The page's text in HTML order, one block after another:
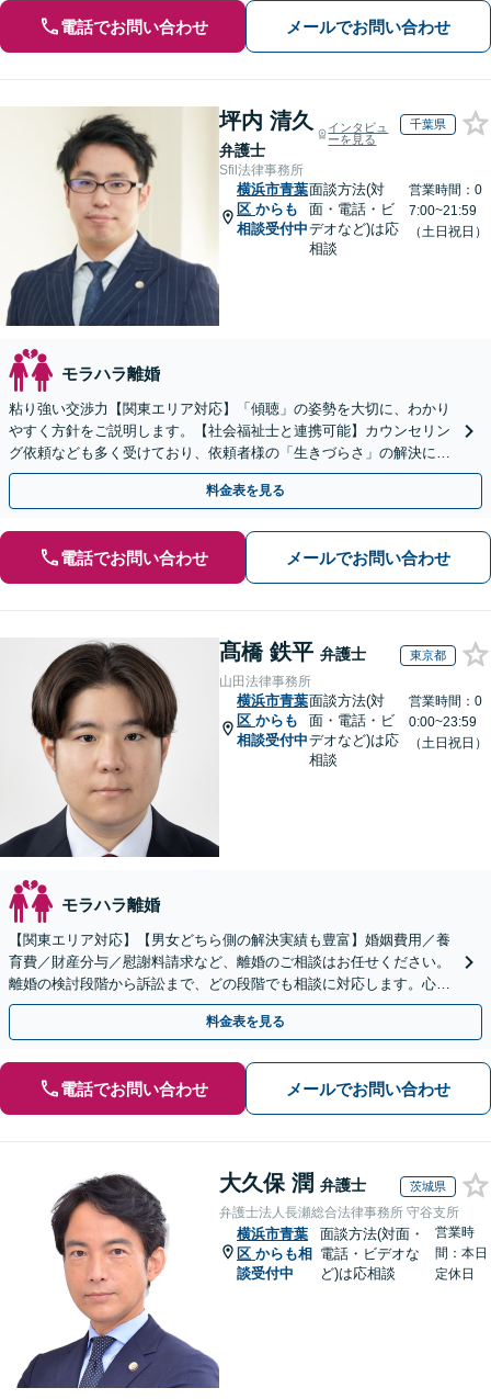
電話でお問い合わせ メールでお問い合わせ
坪内 清久
弁護士
インタビュ
ーを見る
千葉県
Sfil法律事務所
横浜市青葉
区 からも
相談受付中
面談方法(対
面・電話・ビ
デオなど)は応
相談
営業時間：0
7:00~21:59
（土日祝日）
モラハラ離婚
粘り強い交渉力【関東エリア対応】「傾聴」の姿勢を大切に、わかり
やすく方針をご説明します。【社会福祉士と連携可能】カウンセリン
グ依頼なども多く受けており、依頼者様の「生きづらさ」の解決に役
立っております。元塾講師・お子様に関するご相談も注力
料金表を見る
電話でお問い合わせ メールでお問い合わせ
髙橋 鉄平 弁護士 東京都
山田法律事務所
横浜市青葉
区 からも
相談受付中
面談方法(対
面・電話・ビ
デオなど)は応
相談
営業時間：0
0:00~23:59
（土日祝日）
モラハラ離婚
【関東エリア対応】【男女どちら側の解決実績も豊富】婚姻費用／養
育費／財産分与／慰謝料請求など、離婚のご相談はお任せください。
離婚の検討段階から訴訟まで、どの段階でも相談に対応します。心情
的な面にも配慮し、納得感の高い解決を目指します。
料金表を見る
電話でお問い合わせ メールでお問い合わせ
大久保 潤 弁護士 茨城県
弁護士法人長瀬総合法律事務所 守谷支所
横浜市青葉
区 からも相
談受付中
面談方法(対面・
電話・ビデオな
ど)は応相談
営業時
間：本日
定休日